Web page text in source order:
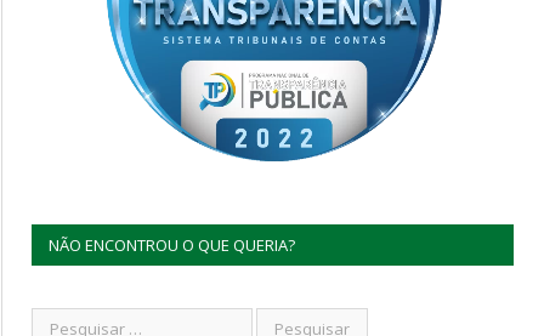
NÃO ENCONTROU O QUE QUERIA?